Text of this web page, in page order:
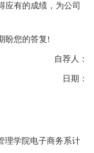
应有的成绩，为公司
盼您的答复!
自荐人：
日期：
理学院电子商务系计